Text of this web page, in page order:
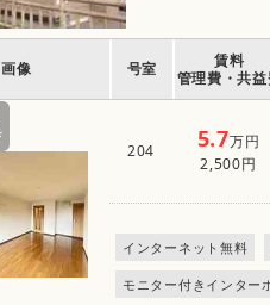
画像 号室
賃料
管理費・共
204 5.7万円
2,500円
インターネット無料
モニター付きインター